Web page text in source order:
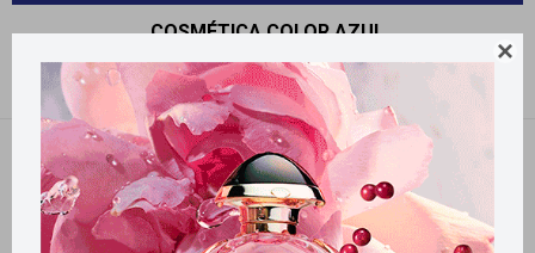

COSMÉTICA COLOR AZUL
Filtrando por: Cosmética Color:Azul Quitar filtros